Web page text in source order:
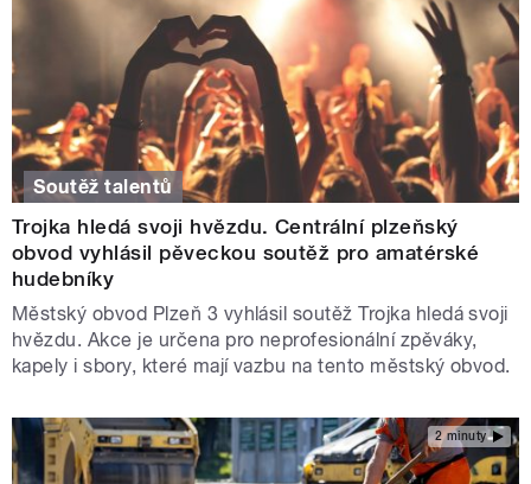
Soutěž talentů
Trojka hledá svoji hvězdu. Centrální plzeňský
obvod vyhlásil pěveckou soutěž pro amatérské
hudebníky
Městský obvod Plzeň 3 vyhlásil soutěž Trojka hledá svoji
hvězdu. Akce je určena pro neprofesionální zpěváky,
kapely i sbory, které mají vazbu na tento městský obvod.
2 minuty